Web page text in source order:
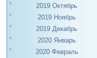
2019 Октябрь
2019 Ноябрь
2019 Декабрь
2020 Январь
2020 Февраль